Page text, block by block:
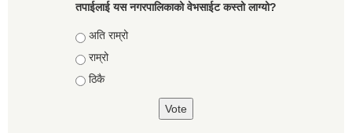
तपाईलाई यस नगरपालिकाको वेभसाईट कस्तो लाग्यो?
Choices
अति राम्रो
राम्रो
ठिकै